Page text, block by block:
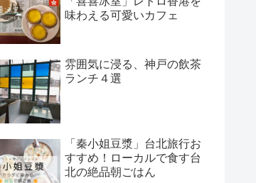
味わえる可愛いカフェ
雰囲気に浸る、神戸の飲茶
ランチ４選
「秦小姐豆漿」台北旅行お
すすめ！ローカルで食す台
北の絶品朝ごはん